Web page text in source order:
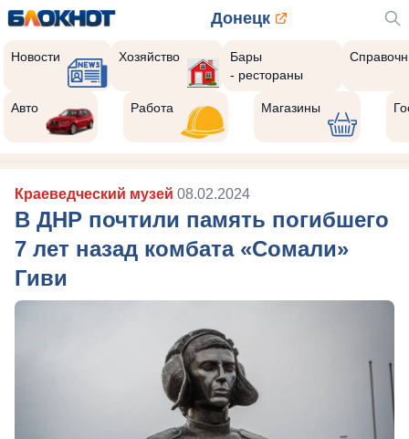
Донецк
Новости Хозяйство
Бары
- рестораны
Авто Работа Магазины
Краеведческий музей 08.02.2024
В ДНР почтили память погибшего
7 лет назад комбата «Сомали»
Гиви